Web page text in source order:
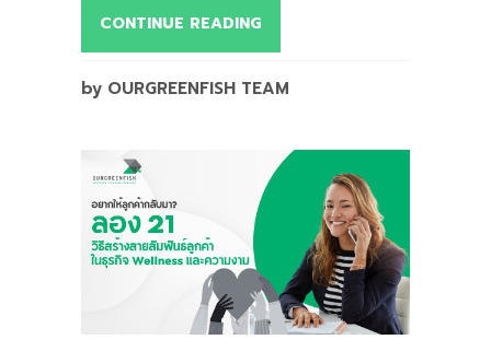
CONTINUE READING
by OURGREENFISH TEAM